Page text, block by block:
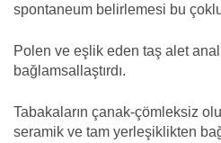
spontaneum belirlemesi bu
Polen ve eşlik eden taş alet
bağlamsallaştırdı.
Tabakaların çanak-çömleksiz
seramik ve tam yerleşiklikten